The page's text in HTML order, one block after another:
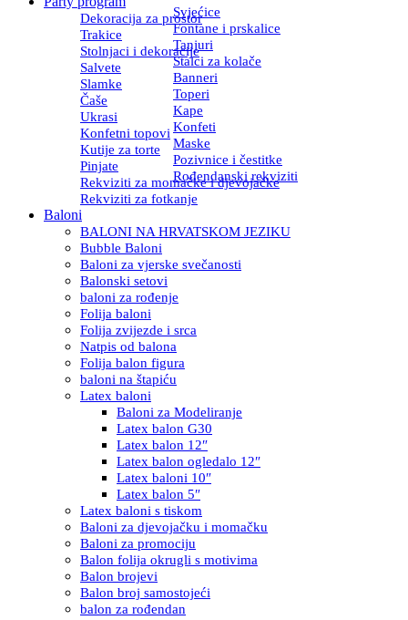
Dekoracija za prostor
Svjećice
Trakice
Fontane i prskalice
Stolnjaci i dekoracije
Tanjuri
Salvete
Stalci za kolače
Slamke
Banneri
Čaše
Toperi
Ukrasi
Kape
Konfetni topovi Konfeti
Kutije za torte
Maske
Pinjate
Pozivnice i čestitke
Rekviziti za momačke i djevojačke
Rođendanski rekviziti
Rekviziti za fotkanje
Baloni
BALONI NA HRVATSKOM JEZIKU
Bubble Baloni
Baloni za vjerske svečanosti
Balonski setovi
baloni za rođenje
Folija baloni
Folija zvijezde i srca
Natpis od balona
Folija balon figura
baloni na štapiću
Latex baloni
Baloni za Modeliranje
Latex balon G30
Latex balon 12″
Latex balon ogledalo 12″
Latex baloni 10″
Latex balon 5″
Latex baloni s tiskom
Baloni za djevojačku i momačku
Baloni za promociju
Balon folija okrugli s motivima
Balon brojevi
Balon broj samostojeći
balon za rođendan